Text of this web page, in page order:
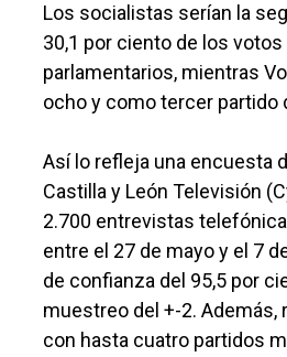
Los socialistas serían la
30,1 por ciento de los
parlamentarios, mientras
ocho y como tercer partido
Así lo refleja una encuesta
Castilla y León Televisión
2.700 entrevistas
entre el 27 de mayo y el 7
de confianza del 95,5 por
muestreo del +-2.
con hasta cuatro partidos